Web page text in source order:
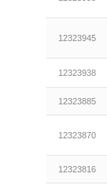
12323945
12323938
12323885
12323870
12323816